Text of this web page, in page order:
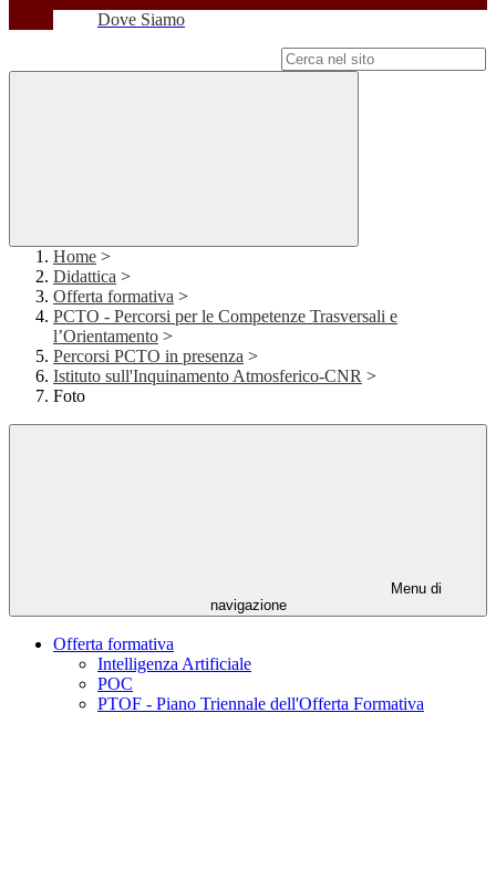
Dove Siamo
Home >
Didattica >
Offerta formativa >
PCTO - Percorsi per le Competenze Trasversali e
l’Orientamento >
Percorsi PCTO in presenza >
Istituto sull'Inquinamento Atmosferico-CNR >
Foto
Menu di
navigazione
Offerta formativa
Intelligenza Artificiale
POC
PTOF - Piano Triennale dell'Offerta Formativa